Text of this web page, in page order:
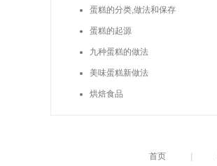
松软，搭配客制的夹层
小孩都抢着吃，既好看
蛋糕的分类,做法和保存
蛋糕的起源
九种蛋糕的做法
美味蛋糕新做法
烘焙食品
首页